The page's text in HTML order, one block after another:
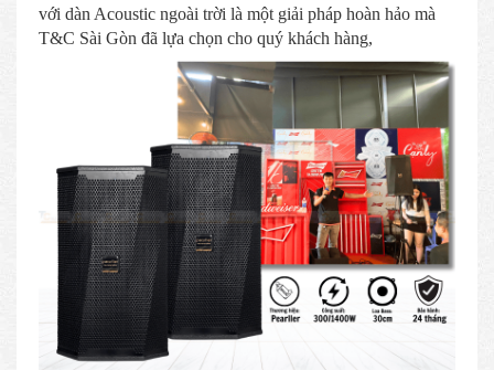
với dàn Acoustic ngoài trời là một giải pháp hoàn hảo mà
T&C Sài Gòn đã lựa chọn cho quý khách hàng,